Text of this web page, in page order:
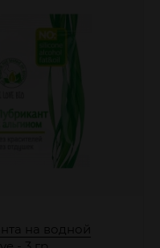
на водной